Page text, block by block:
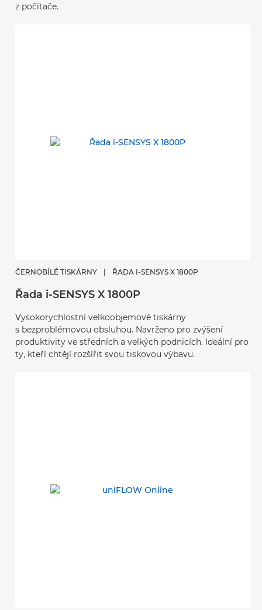
z počítače.
ČERNOBÍLÉ TISKÁRNY ŘADA I-SENSYS X 1800P
Řada i-SENSYS X 1800P
Vysokorychlostní velkoobjemové tiskárny
s bezproblémovou obsluhou. Navrženo pro zvýšení
produktivity ve středních a velkých podnicích. Ideální pro
ty, kteří chtějí rozšířit svou tiskovou výbavu.